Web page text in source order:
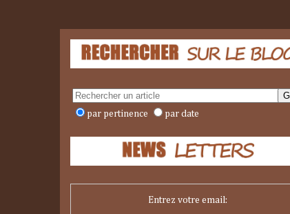
par pertinence par date
Entrez votre email: